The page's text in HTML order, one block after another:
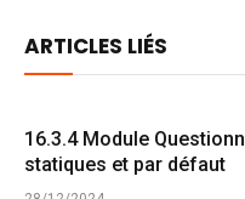
ARTICLES LIÉS
16.3.4 Module
statiques et par défaut